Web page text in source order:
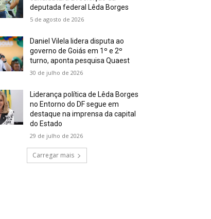
deputada federal Lêda Borges
5 de agosto de 2026
Daniel Vilela lidera disputa ao
governo de Goiás em 1º e 2º
turno, aponta pesquisa Quaest
30 de julho de 2026
Liderança política de Lêda Borges
no Entorno do DF segue em
destaque na imprensa da capital
do Estado
29 de julho de 2026
Carregar mais